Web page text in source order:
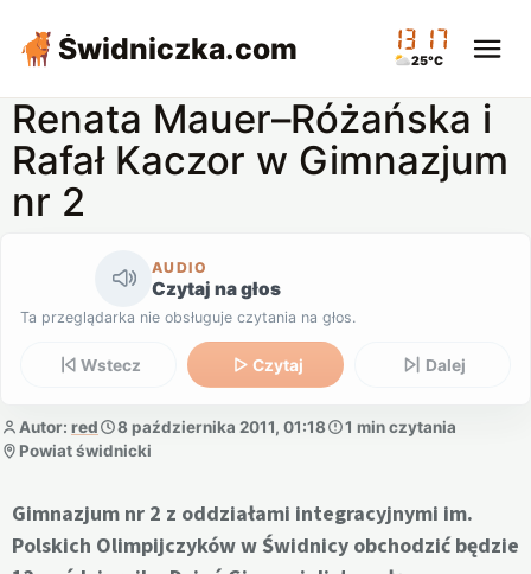
Świdniczka.com 13:17
25°C
Renata Mauer–Różańska i
Rafał Kaczor w Gimnazjum
nr 2
AUDIO
Czytaj na głos
Ta przeglądarka nie obsługuje czytania na głos.
Wstecz Czytaj Dalej
Autor: red 8 października 2011, 01:18
1 min czytania
Powiat świdnicki
Gimnazjum nr 2 z oddziałami integracyjnymi im.
Polskich Olimpijczyków w Świdnicy obchodzić będzie